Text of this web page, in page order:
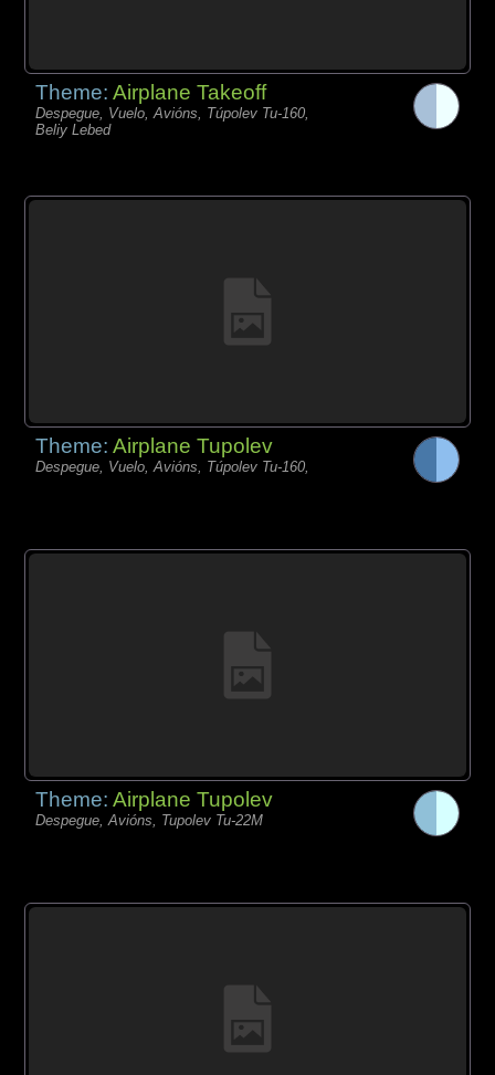
Theme:Airplane Takeoff
Despegue, Vuelo, Avións, Túpolev Tu-160,
Beliy Lebed
Theme:Airplane Tupolev
Despegue, Vuelo, Avións, Túpolev Tu-160,
Theme:Airplane Tupolev
Despegue, Avións, Tupolev Tu-22M